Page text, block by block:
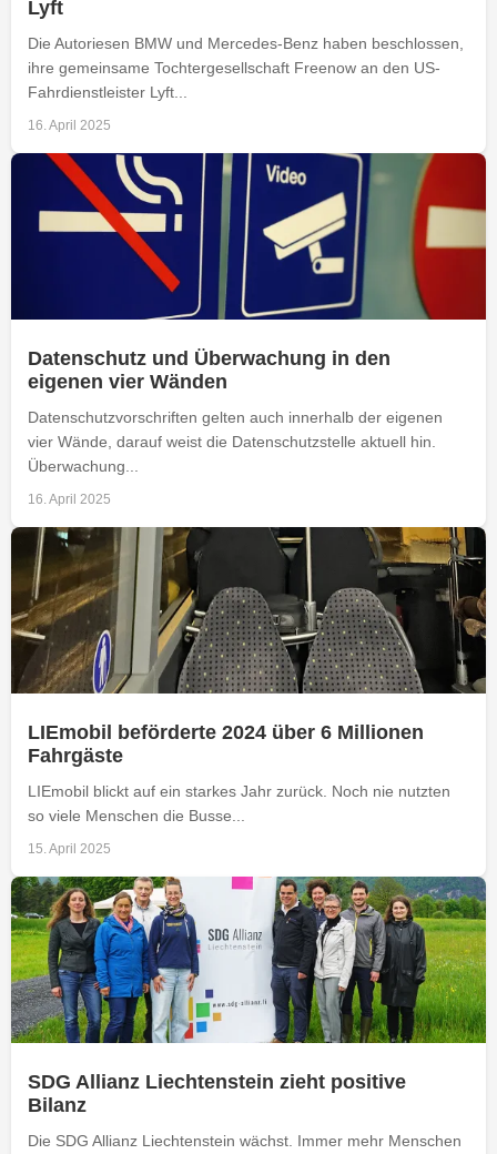
Lyft
Die Autoriesen BMW und Mercedes-Benz haben beschlossen,
ihre gemeinsame Tochtergesellschaft Freenow an den US-
Fahrdienstleister Lyft...
16. April 2025
Datenschutz und Überwachung in den
eigenen vier Wänden
Datenschutzvorschriften gelten auch innerhalb der eigenen
vier Wände, darauf weist die Datenschutzstelle aktuell hin.
Überwachung...
16. April 2025
LIEmobil beförderte 2024 über 6 Millionen
Fahrgäste
LIEmobil blickt auf ein starkes Jahr zurück. Noch nie nutzten
so viele Menschen die Busse...
15. April 2025
SDG Allianz Liechtenstein zieht positive
Bilanz
Die SDG Allianz Liechtenstein wächst. Immer mehr Menschen